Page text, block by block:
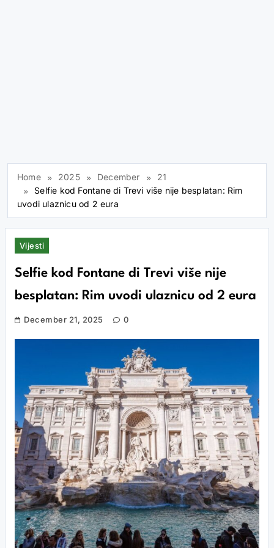
Home 2025 December
21
Selfie kod Fontane di Trevi više nije besplatan: Rim
uvodi ulaznicu od 2 eura
Vijesti
Selfie kod Fontane di Trevi više nije
besplatan: Rim uvodi ulaznicu od 2 eura
December 21, 2025 0